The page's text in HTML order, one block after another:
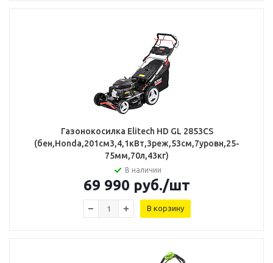
Газонокосилка Elitech HD GL 2853CS
(бен,Honda,201см3,4,1кВт,3реж,53см,7уровн,25-
75мм,70л,43кг)
В наличии
69 990 руб./шт
В корзину